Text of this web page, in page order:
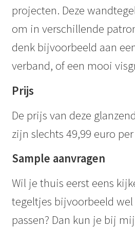
projecten. Deze
om in verschillende
denk bijvoorbeeld aan
verband, of een mooi
Prijs
De prijs van deze
zijn slechts 49,99 euro
Sample aanvragen
Wil je thuis eerst eens
tegeltjes bijvoorbeeld
passen? Dan kun je bij